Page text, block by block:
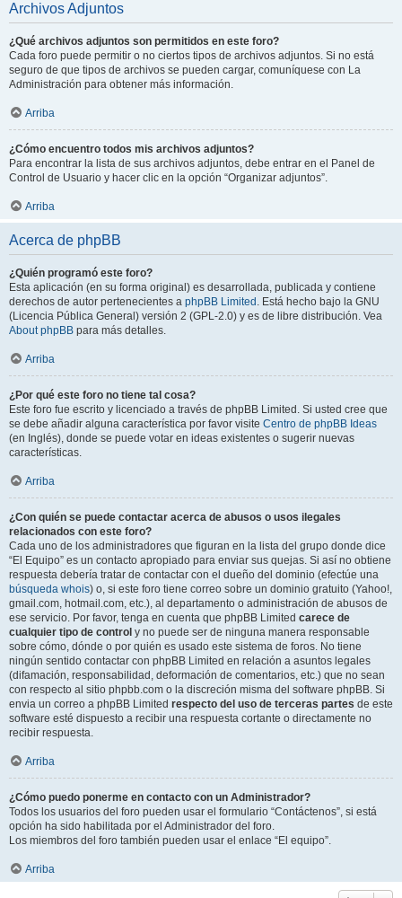
Archivos Adjuntos
¿Qué archivos adjuntos son permitidos en este foro?
Cada foro puede permitir o no ciertos tipos de archivos adjuntos. Si no está
seguro de que tipos de archivos se pueden cargar, comuníquese con La
Administración para obtener más información.
Arriba
¿Cómo encuentro todos mis archivos adjuntos?
Para encontrar la lista de sus archivos adjuntos, debe entrar en el Panel de
Control de Usuario y hacer clic en la opción “Organizar adjuntos”.
Arriba
Acerca de phpBB
¿Quién programó este foro?
Esta aplicación (en su forma original) es desarrollada, publicada y contiene
derechos de autor pertenecientes a phpBB Limited . Está hecho bajo la GNU
(Licencia Pública General) versión 2 (GPL-2.0) y es de libre distribución. Vea
About phpBB para más detalles.
Arriba
¿Por qué este foro no tiene tal cosa?
Este foro fue escrito y licenciado a través de phpBB Limited. Si usted cree que
se debe añadir alguna característica por favor visite Centro de phpBB Ideas
(en Inglés), donde se puede votar en ideas existentes o sugerir nuevas
características.
Arriba
¿Con quién se puede contactar acerca de abusos o usos ilegales
relacionados con este foro?
Cada uno de los administradores que figuran en la lista del grupo donde dice
“El Equipo” es un contacto apropiado para enviar sus quejas. Si así no obtiene
respuesta debería tratar de contactar con el dueño del dominio (efectúe una
búsqueda whois) o, si este foro tiene correo sobre un dominio gratuito (Yahoo!,
gmail.com, hotmail.com, etc.), al departamento o administración de abusos de
ese servicio. Por favor, tenga en cuenta que phpBB Limited carece de
cualquier tipo de control y no puede ser de ninguna manera responsable
sobre cómo, dónde o por quién es usado este sistema de foros. No tiene
ningún sentido contactar con phpBB Limited en relación a asuntos legales
(difamación, responsabilidad, deformación de comentarios, etc.) que no sean
con respecto al sitio phpbb.com o la discreción misma del software phpBB. Si
envia un correo a phpBB Limited respecto del uso de terceras partes de este
software esté dispuesto a recibir una respuesta cortante o directamente no
recibir respuesta.
Arriba
¿Cómo puedo ponerme en contacto con un Administrador?
Todos los usuarios del foro pueden usar el formulario “Contáctenos”, si está
opción ha sido habilitada por el Administrador del foro.
Los miembros del foro también pueden usar el enlace “El equipo”.
Arriba